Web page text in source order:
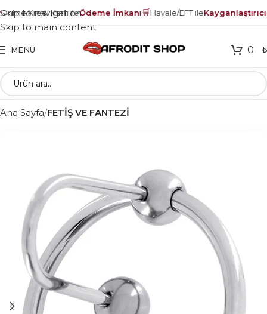
Kredi Kartı ileÖdeme İmkanı🛒Havale/EFT ileKayganlaştırıcı
Skip to navigation
Skip to main content
MENU 0 ₺
Ana Sayfa FETİŞ VE FANTEZİ